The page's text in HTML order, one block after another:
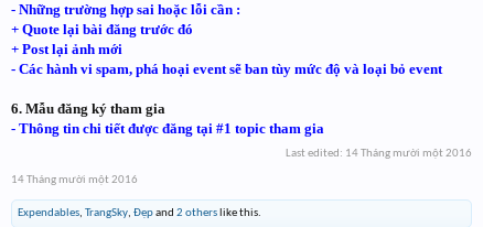
- Những trường hợp sai hoặc lỗi cần :
+ Quote lại bài đăng trước đó
+ Post lại ảnh mới
- Các hành vi spam, phá hoại event sẽ ban tùy mức độ và loại bỏ event
6. Mẫu đăng ký tham gia
- Thông tin chi tiết được đăng tại #1 topic tham gia
Last edited: 14 Tháng mười một 2016
14 Tháng mười một 2016
Expendables, TrangSky, Đẹpand 2 otherslike this.